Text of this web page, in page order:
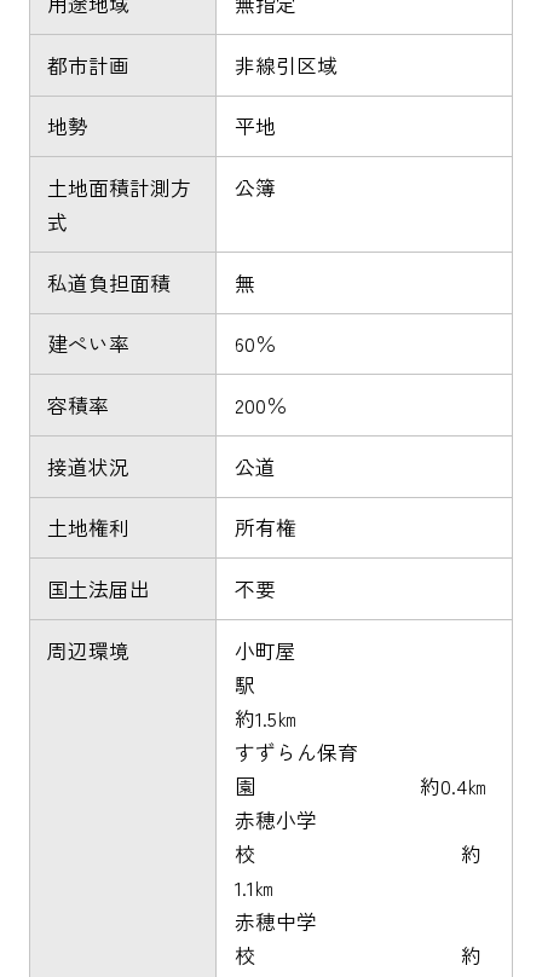
都市計画 非線引区域
地勢 平地
土地面積計測方
式
公簿
私道負担面積 無
建ぺい率 60％
容積率 200％
接道状況 公道
土地権利 所有権
国土法届出 不要
周辺環境
小町屋
駅
約1.5㎞
すずらん保育
園 約0.4㎞
赤穂小学
校 約
1.1㎞
赤穂中学
校 約